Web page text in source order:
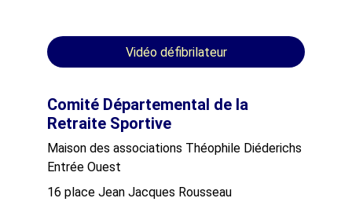
Vidéo défibrilateur
Comité Départemental de la
Retraite Sportive
Maison des associations Théophile Diéderichs
Entrée Ouest
16 place Jean Jacques Rousseau